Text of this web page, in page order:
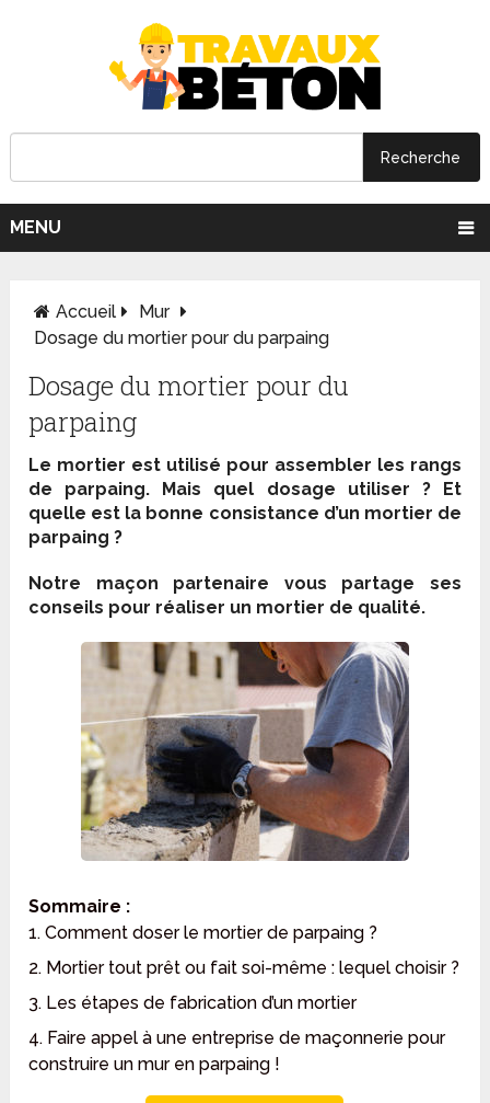
MENU
Accueil
Mur
Dosage du mortier pour du parpaing
Dosage du mortier pour du
parpaing
Le mortier est utilisé pour assembler les rangs
de parpaing. Mais quel dosage utiliser ? Et
quelle est la bonne consistance d’un mortier de
parpaing ?
Notre maçon partenaire vous partage ses
conseils pour réaliser un mortier de qualité.
Sommaire :
1. Comment doser le mortier de parpaing ?
2. Mortier tout prêt ou fait soi-même : lequel choisir ?
3. Les étapes de fabrication d’un mortier
4. Faire appel à une entreprise de maçonnerie pour
construire un mur en parpaing !